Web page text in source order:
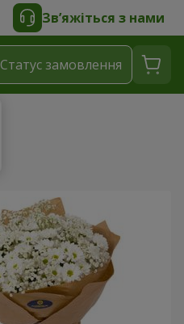
Зв’яжіться з нами
Статус замовлення